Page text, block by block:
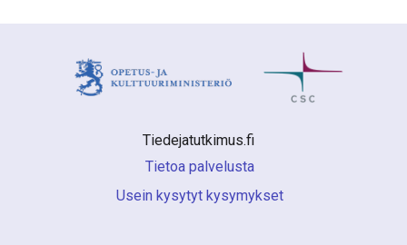
Tiedejatutkimus.fi
Tietoa palvelusta
Usein kysytyt kysymykset